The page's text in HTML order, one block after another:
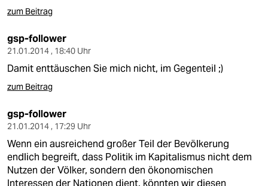
zum Beitrag
gsp-follower
21.01.2014 , 18:40 Uhr
Damit enttäuschen Sie mich nicht, im Gegenteil ;)
zum Beitrag
gsp-follower
21.01.2014 , 17:29 Uhr
Wenn ein ausreichend großer Teil der Bevölkerung
endlich begreift, dass Politik im Kapitalismus nicht dem
Nutzen der Völker, sondern den ökonomischen
Interessen der Nationen dient, könnten wir diesen